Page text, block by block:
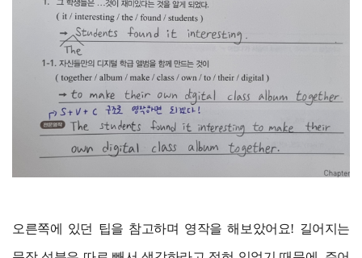
오른쪽에 있던 팁을 참고하며 영작을 해보았어요! 길어지는